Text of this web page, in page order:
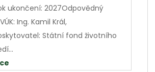
ukončení: 2027Odpovědný
Ing. Kamil Král,
Státní fond životního